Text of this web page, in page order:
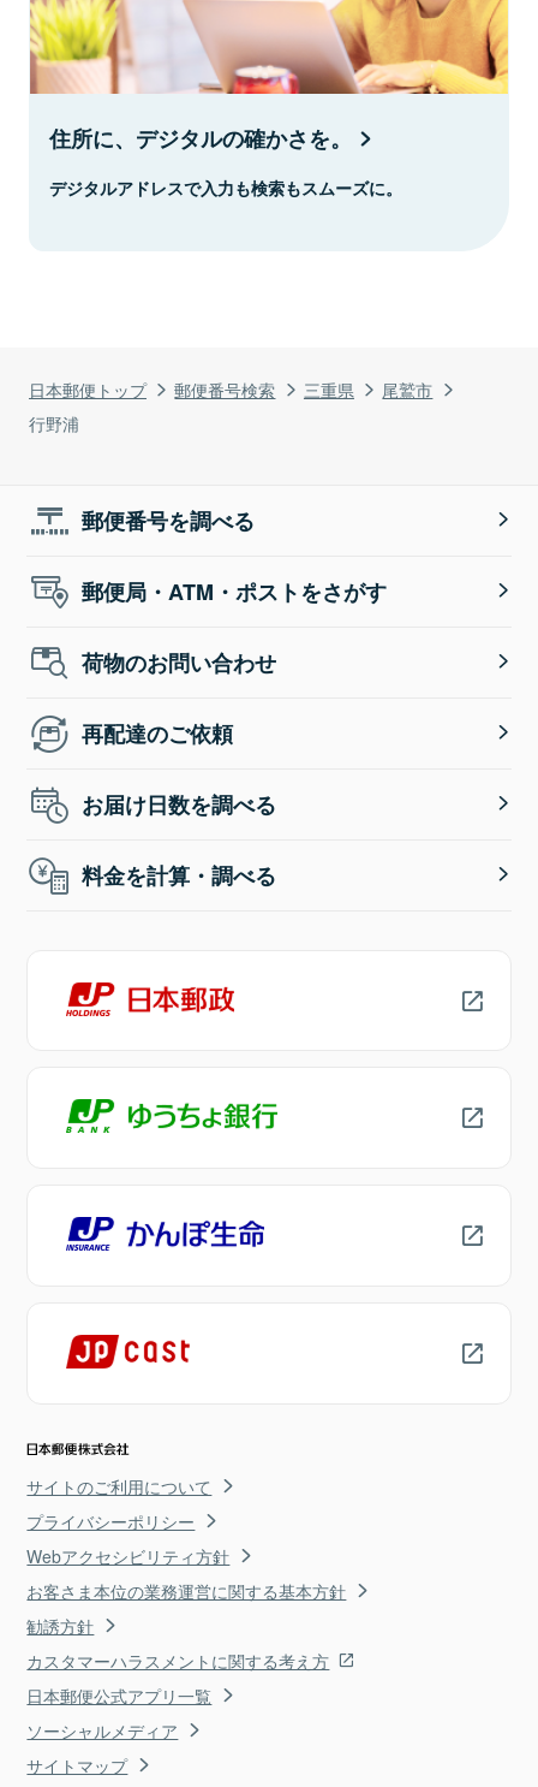
日本郵便トップ 郵便番号検索 三重県
尾鷲市
行野浦
住所に、デジタルの確かさを。
デジタルアドレスで入力も検索もスムーズに。
郵便番号を調べる
郵便局・ATM・ポストをさがす
荷物のお問い合わせ
再配達のご依頼
お届け日数を調べる
料金を計算・調べる
サイトのご利用について
プライバシーポリシー
Webアクセシビリティ方針
お客さま本位の業務運営に関する基本方針
勧誘方針
カスタマーハラスメントに関する考え方
日本郵便公式アプリ一覧
ソーシャルメディア
サイトマップ